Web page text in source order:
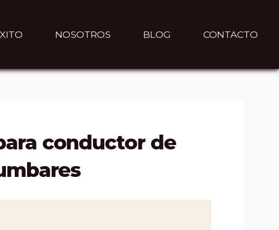
NOSOTROS BLOG CONTACTO
conductor de